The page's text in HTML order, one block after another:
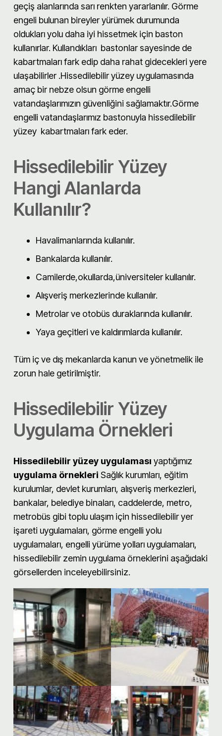
geçiş alanlarında sarı renkten yararlanılır. Görme
engeli bulunan bireyler yürümek durumunda
oldukları yolu daha iyi hissetmek için baston
kullanırlar. Kullandıkları bastonlar sayesinde de
kabartmaları fark edip daha rahat gidecekleri yere
ulaşabilirler .Hissedilebilir yüzey uygulamasında
amaç bir nebze olsun görme engelli
vatandaşlarımızın güvenliğini sağlamaktır.Görme
engelli vatandaşlarımız bastonuyla hissedilebilir
yüzey kabartmaları fark eder.
Hissedilebilir Yüzey
Hangi Alanlarda
Kullanılır?
Havalimanlarında kullanılır.
Bankalarda kullanılır.
Camilerde,okullarda,üniversiteler kullanılır.
Alışveriş merkezlerinde kullanılır.
Metrolar ve otobüs duraklarında kullanılır.
Yaya geçitleri ve kaldırımlarda kullanılır.
Tüm iç ve dış mekanlarda kanun ve yönetmelik ile
zorun hale getirilmiştir.
Hissedilebilir Yüzey
Uygulama Örnekleri
Hissedilebilir yüzey uygulaması yaptığımız
uygulama örnekleri Sağlık kurumları, eğitim
kurulumlar, devlet kurumları, alışveriş merkezleri,
bankalar, belediye binaları, caddelerde, metro,
metrobüs gibi toplu ulaşım için hissedilebilir yer
işareti uygulamaları, görme engelli yolu
uygulamaları, engelli yürüme yolları uygulamaları,
hissedilebilir zemin uygulama örneklerini aşağıdaki
görsellerden inceleyebilirsiniz.